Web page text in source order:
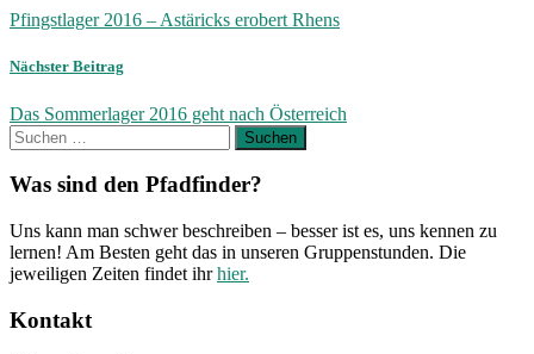
Pfingstlager 2016 – Astäricks erobert Rhens
Nächster Beitrag
Das Sommerlager 2016 geht nach Österreich
Suchen
nach:
Was sind den Pfadfinder?
Uns kann man schwer beschreiben – besser ist es, uns kennen zu
lernen! Am Besten geht das in unseren Gruppenstunden. Die
jeweiligen Zeiten findet ihrhier.
Kontakt